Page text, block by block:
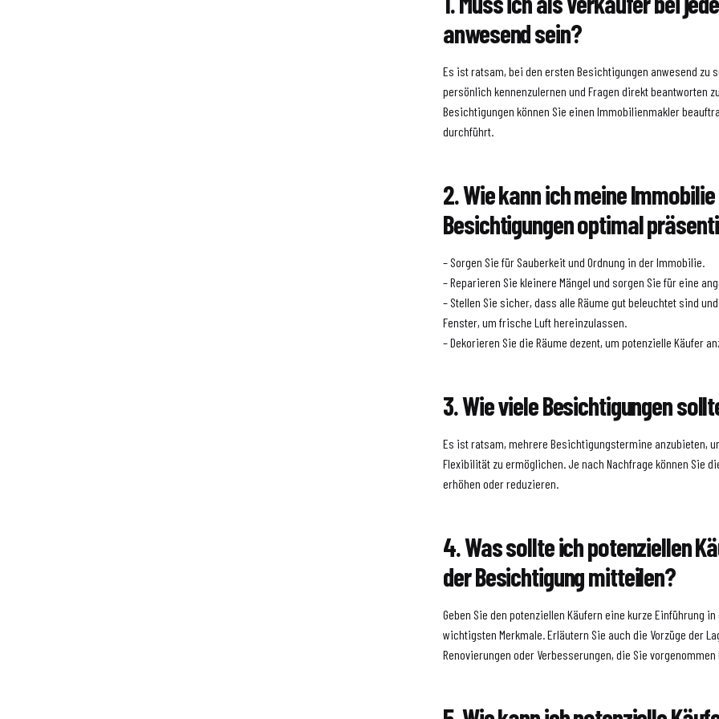
anwesend sein?
Es ist ratsam, bei den ersten Besichtigungen anwesend zu
persönlich kennenzulernen und Fragen direkt beantworten zu
Besichtigungen können Sie einen Immobilienmakler
durchführt.
2. Wie kann ich meine
Besichtigungen optimal
– Sorgen Sie für Sauberkeit und Ordnung in der Immobilie.
– Reparieren Sie kleinere Mängel und sorgen Sie für eine
– Stellen Sie sicher, dass alle Räume gut beleuchtet sind und
Fenster, um frische Luft hereinzulassen.
– Dekorieren Sie die Räume dezent, um potenzielle Käufer
3. Wie viele Besichtigungen
Es ist ratsam, mehrere Besichtigungstermine anzubieten,
Flexibilität zu ermöglichen. Je nach Nachfrage können Sie
erhöhen oder reduzieren.
4. Was sollte ich potenziellen
der Besichtigung mitteilen?
Geben Sie den potenziellen Käufern eine kurze Einführung in
wichtigsten Merkmale. Erläutern Sie auch die Vorzüge der
Renovierungen oder Verbesserungen, die Sie vorgenommen